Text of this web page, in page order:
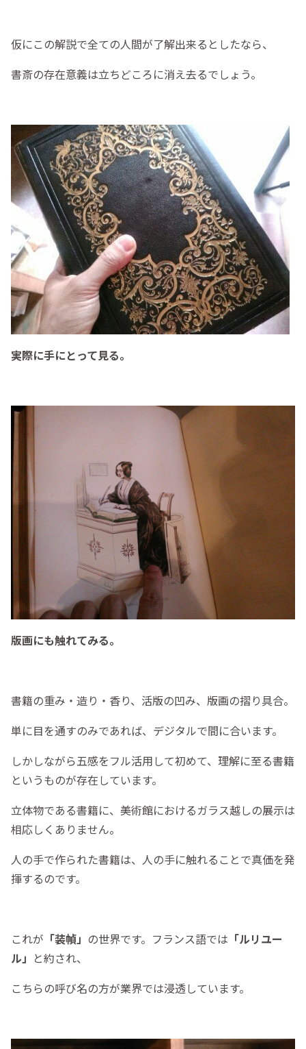
仮にこの解説で全ての人間が了解出来るとしたなら、
書斎の存在意義は立ちどころに消え去るでしょう。
実際に手にとって見る。
版画にも触れてみる。
書籍の重み・造り・香り、活版の凹み、版画の摺り具合。
単に目を通すのみであれば、デジタルで間に合います。
しかしながら五感をフル活用して初めて、理解に至る書籍
というものが存在しています。
立体物である書籍に、美術館におけるガラス越しの展示は
相応しくありません。
人の手で作られた書籍は、人の手に触れることで真価を発
揮するのです。
これが 「装幀」 の世界です。フランス語では 「ルリユー
ル」 と約され、
こちらの呼び名の方が業界では浸透しています。